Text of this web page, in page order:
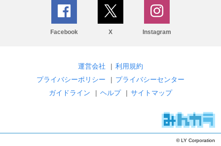
Facebook X Instagram
運営会社 | 利用規約
プライバシーポリシー
| プライバシーセンター
ガイドライン
| ヘルプ | サイトマップ
© LY Corporation